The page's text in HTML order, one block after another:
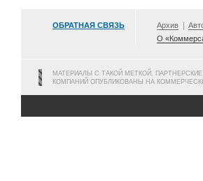
ОБРАТНАЯ СВЯЗЬ Архив
О
МАТЕРИАЛЫ С ТАКОЙ МЕТКОЙ,
КОМПАНИЙ ОПУБЛИКОВАНЫ НА